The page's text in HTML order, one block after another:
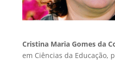
Cristina Maria Gomes da
em Ciências da Educação,